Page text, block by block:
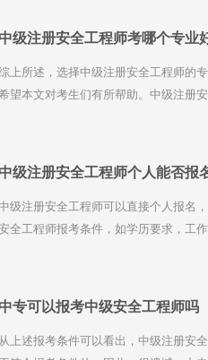
中级注册安全工程师考哪个专业
上所述，选择中级注册安全工程师的
望本文对考生们有所帮助。中级注册
中级注册安全工程师个人能否报
级注册安全工程师可以直接个人报名
全工程师报考条件，如学历要求，工
中专可以报考中级安全工程师吗
从上述报考条件可以看出，中级注册安